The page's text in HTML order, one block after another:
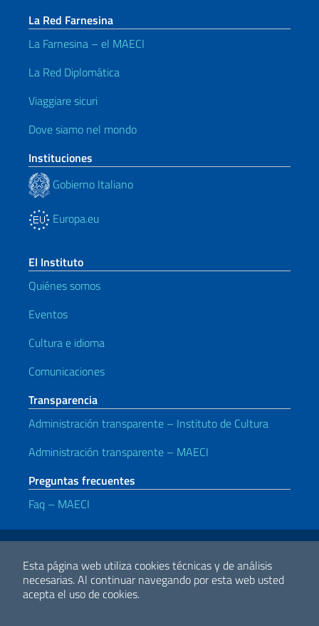
Esta página web utiliza cookies técnicas y de análisis
necesarias.Al continuar navegando por esta web usted
acepta el uso de cookies.
La Red Farnesina
La Farnesina – el MAECI
La Red Diplomática
Viaggiare sicuri
Dove siamo nel mondo
Instituciones
Gobierno Italiano
Europa.eu
El Instituto
Quiénes somos
Eventos
Cultura e idioma
Comunicaciones
Transparencia
Administración transparente – Instituto de Cultura
Administración transparente – MAECI
Preguntas frecuentes
Faq – MAECI
Enlaces útiles